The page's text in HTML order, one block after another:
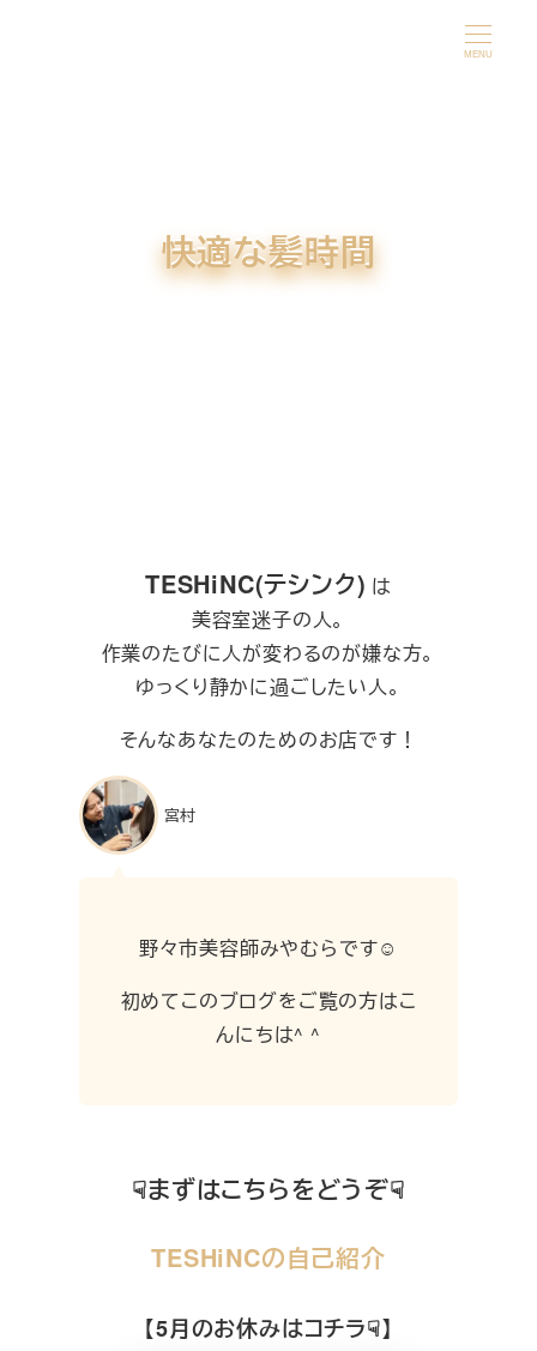
MENU
快適な髪時間
TESHiNC(テシンク) は
美容室迷子の人。
作業のたびに人が変わるのが嫌な方。
ゆっくり静かに過ごしたい人。
そんなあなたのためのお店です！
宮村
野々市美容師みやむらです☺︎
初めてこのブログをご覧の方はこ
んにちは^ ^
☟まずはこちらをどうぞ☟
TESHiNCの自己紹介
【5月のお休みはコチラ☟】